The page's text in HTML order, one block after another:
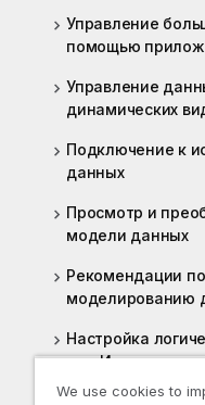
Управление
помощью
Управление
динамических
Подключение к
данных
Просмотр и
модели данных
Рекомендации по
моделированию
Настройка
для Инструмент
Поиск и
We use cookies to